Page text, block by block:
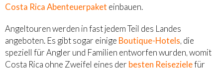
Costa Rica Abenteuerpaket einbauen.
Angeltouren werden in fast jedem Teil des Landes
angeboten. Es gibt sogar einige Boutique-Hotels, die
speziell für Angler und Familien entworfen wurden, womit
Costa Rica ohne Zweifel eines der besten Reisezielefür